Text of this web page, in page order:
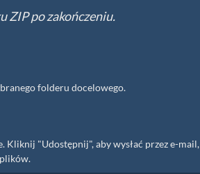
ZIP po zakończeniu.
folderu docelowego.
"Udostępnij", aby wysłać przez e-mail,